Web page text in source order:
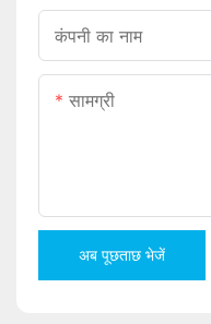
कंपनी का नाम
सामग्री
अब पूछताछ भेजें